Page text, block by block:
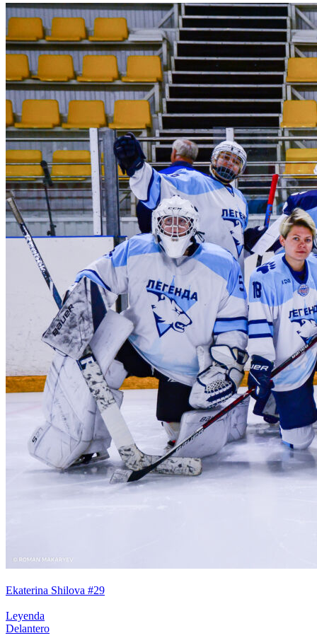
Ekaterina Shilova #29
Leyenda
Delantero